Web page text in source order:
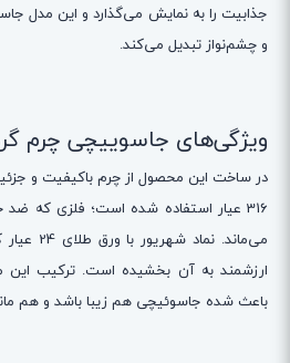
جذابیت را به نمایش می‌گذارد و این مدل
و چشم‌نواز تبدیل می‌کند.
ویژگی‌های جاسوییچی چرم
در ساخت این محصول از چرم باکیفیت و
316 عیار استفاده شده است؛ فلزی که
می‌ماند.
ارزشمند به آن بخشیده است. ترکیب این
باعث شده جاسوئیچی هم زیبا باشد و هم